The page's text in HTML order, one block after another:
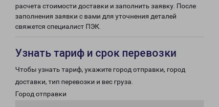
расчета стоимости доставки и заполнить заявку. После
заполнения заявки с вами для уточнения деталей
свяжется специалист ПЭК.
Узнать тариф и срок перевозки
Чтобы узнать тариф, укажите город отправки, город
доставки, тип перевозки и вес груза.
Город отправки